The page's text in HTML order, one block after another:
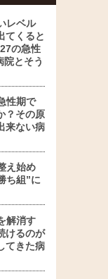
レベル
てくると
の急性
院とそう
性期で
？その原
来ない病
え始め
ち組”に
解消す
けるのが
てきた病